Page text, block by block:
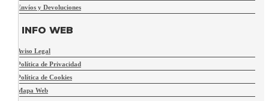
Envíos y Devoluciones
INFO WEB
Aviso Legal
Política de Privacidad
Política de Cookies
Mapa Web